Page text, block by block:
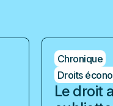
Chronique
Droits
Le droit